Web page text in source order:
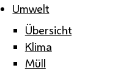
Umwelt
Übersicht
Klima
Müll